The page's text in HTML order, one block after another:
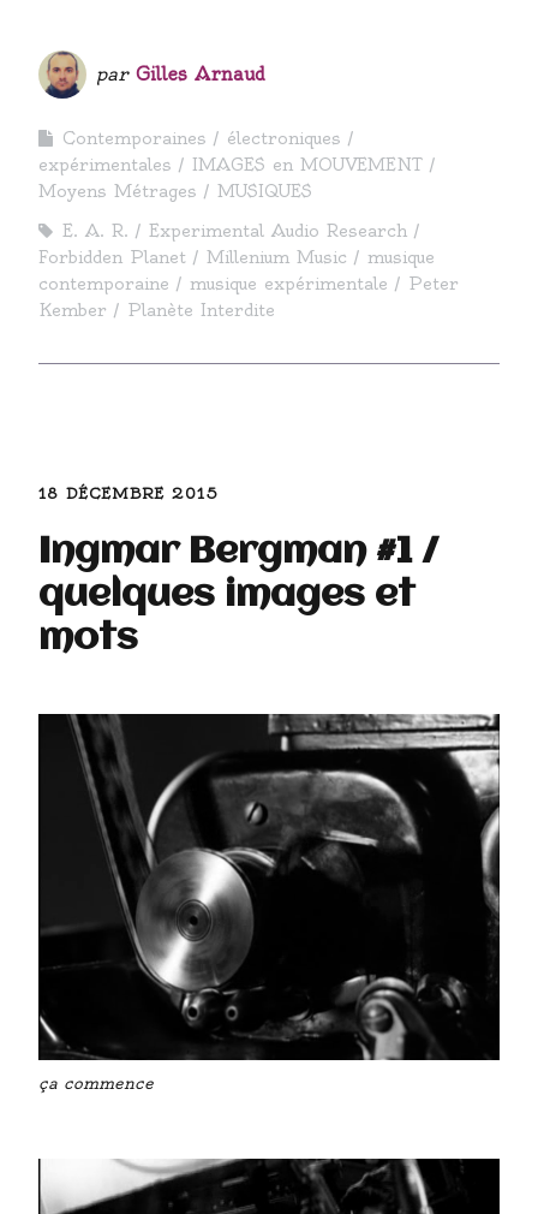
par Gilles Arnaud
Contemporaines
électroniques
expérimentales
IMAGES en MOUVEMENT
Moyens Métrages
MUSIQUES
E. A. R.
Experimental Audio Research
Forbidden Planet
Millenium Music
musique
contemporaine
musique expérimentale
Peter
Kember
Planète Interdite
18 DÉCEMBRE 2015
Ingmar Bergman #1 /
quelques images et
mots
ça commence